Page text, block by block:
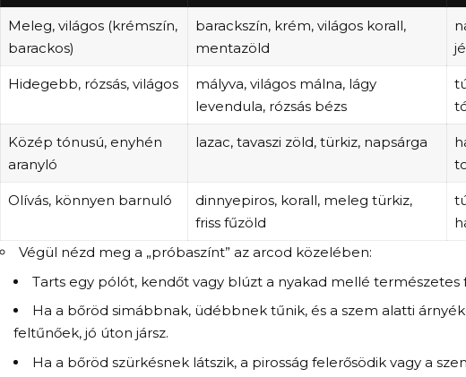
Meleg, világos (krémszín,
barackos)
barackszín, krém, világos korall,
mentazöld
Hidegebb, rózsás, világos
mályva, világos málna, lágy
levendula, rózsás bézs
Közép tónusú, enyhén
aranyló
lazac, tavaszi zöld, türkiz, napsárga
Olívás, könnyen barnuló
dinnyepiros, korall, meleg türkiz,
friss fűzöld
Végül nézd meg a „próbaszínt” az arcod közelében:
Tarts egy pólót, kendőt vagy blúzt a nyakad mellé természetes
Ha a bőröd simábbnak, üdébbnek tűnik, és a szem alatti
feltűnőek, jó úton jársz.
Ha a bőröd szürkésnek látszik, a pirosság felerősödik vagy a